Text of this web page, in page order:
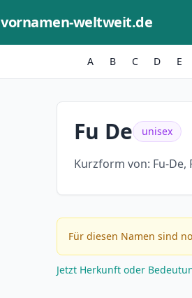
vornamen-weltweit.de
A B C D E
Fu De unisex
Kurzform von: Fu-De,
Für diesen Namen sind
Jetzt Herkunft oder